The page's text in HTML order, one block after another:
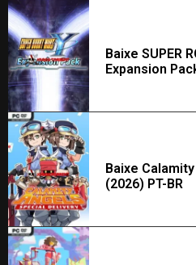
Baixe SUPER
Expansion
Baixe
(2026) PT-BR